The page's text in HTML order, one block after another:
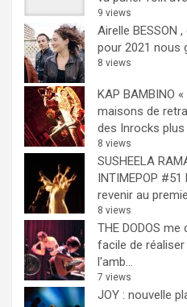
9 views
Airelle BESSON
pour 2021 nous
8 views
KAP BAMBINO
maisons de
des Inrocks plus
8 views
SUSHEELA
INTIMEPOP #51
revenir au
8 views
THE DODOS
facile de
l'amb...
7 views
JOY : nouvelle